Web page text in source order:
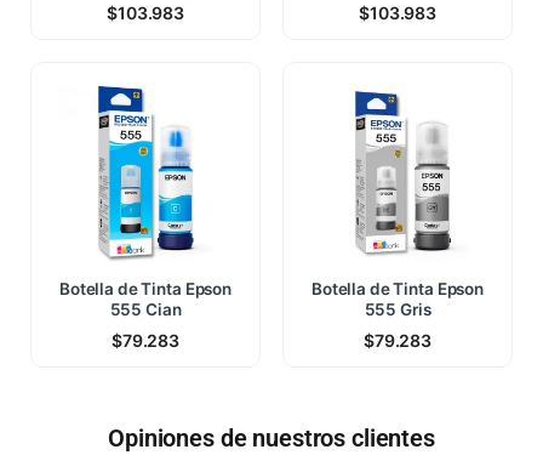
$103.983 $103.983
Botella de Tinta Epson
555 Cian
$79.283
Botella de Tinta Epson
555 Gris
$79.283
Opiniones de nuestros clientes